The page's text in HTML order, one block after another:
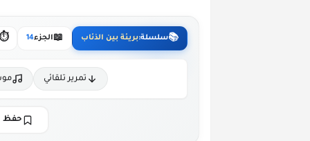
📚سلسلة:بريئة بين الذئاب 📖الجزء14
تمرير تلقائي
حفظ